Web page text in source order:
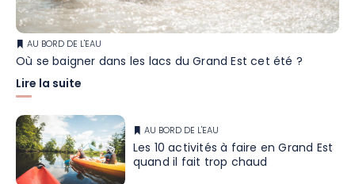
AU BORD DE L'EAU
Où se baigner dans les lacs du Grand Est cet été ?
Lire la suite
AU BORD DE L'EAU
Les 10 activités à faire en Grand Est
quand il fait trop chaud